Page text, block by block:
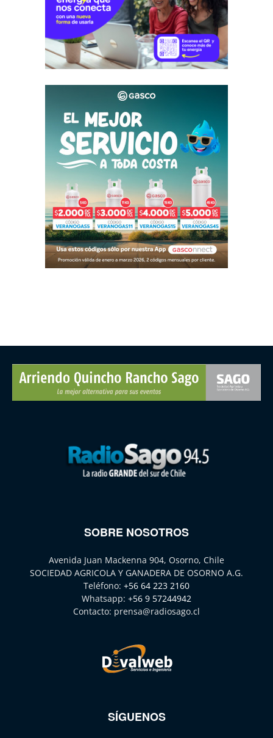
SOBRE NOSOTROS
Avenida Juan Mackenna 904, Osorno, Chile
SOCIEDAD AGRICOLA Y GANADERA DE OSORNO A.G.
Teléfono: +56 64 223 2160
Whatsapp: +56 9 57244942
Contacto: prensa@radiosago.cl
SÍGUENOS